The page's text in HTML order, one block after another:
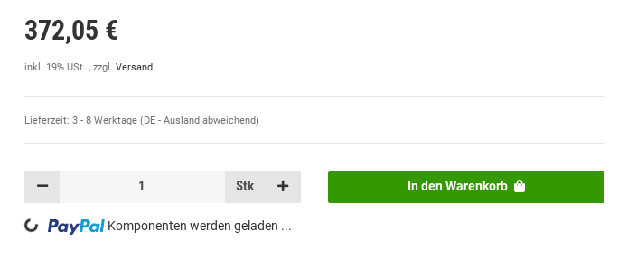
372,05 €
inkl. 19% USt. , zzgl. Versand
Lieferzeit: 3 - 8 Werktage (DE - Ausland abweichend)
Stk In den Warenkorb
Loading... Komponenten werden geladen ...